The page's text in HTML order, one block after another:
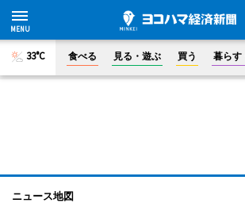
33°C 食べる 見る・遊ぶ 買う 暮らす
ニュース地図